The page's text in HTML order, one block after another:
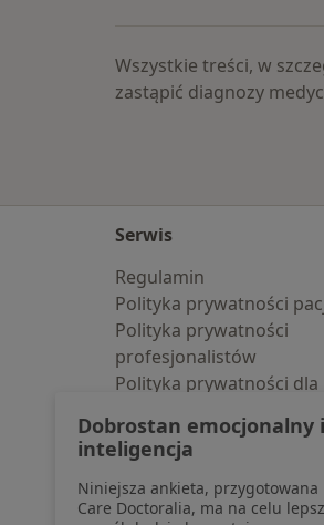
Wszystkie treści, w
zastąpić diagnozy
Serwis
Regulamin
Polityka prywatności
Polityka prywatności
profesjonalistów
Polityka prywatności dla
pozyskaliśmy
Polityka cookies
Jak działają wyniki
Dostępność
Dobrostan emocjonalny
inteligencja
Niniejsza ankieta, przygotowana
Care Doctoralia, ma na celu